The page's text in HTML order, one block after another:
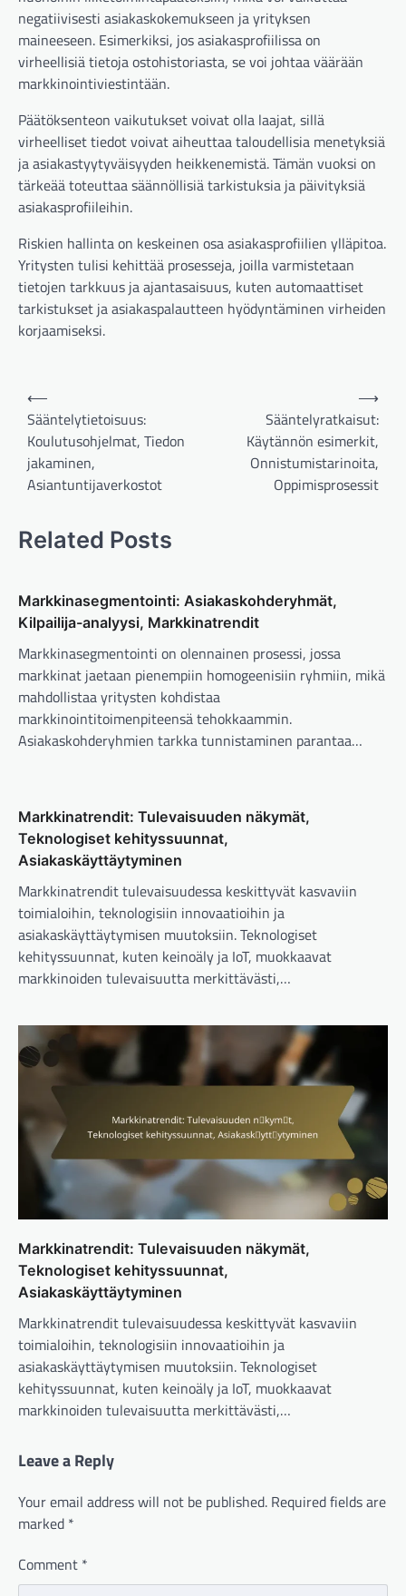
negatiivisesti asiakaskokemukseen ja yrityksen
maineeseen. Esimerkiksi, jos asiakasprofiilissa on
virheellisiä tietoja ostohistoriasta, se voi johtaa väärään
markkinointiviestintään.
Päätöksenteon vaikutukset voivat olla laajat, sillä
virheelliset tiedot voivat aiheuttaa taloudellisia menetyksiä
ja asiakastyytyväisyyden heikkenemistä. Tämän vuoksi on
tärkeää toteuttaa säännöllisiä tarkistuksia ja päivityksiä
asiakasprofiileihin.
Riskien hallinta on keskeinen osa asiakasprofiilien ylläpitoa.
Yritysten tulisi kehittää prosesseja, joilla varmistetaan
tietojen tarkkuus ja ajantasaisuus, kuten automaattiset
tarkistukset ja asiakaspalautteen hyödyntäminen virheiden
korjaamiseksi.
Post
navigation
⟵
Sääntelytietoisuus:
Koulutusohjelmat, Tiedon
jakaminen,
Asiantuntijaverkostot
Sääntelyratkaisut:
Käytännön esimerkit,
Onnistumistarinoita,
Oppimisprosessit
⟶
Related Posts
Markkinasegmentointi: Asiakaskohderyhmät,
Kilpailija-analyysi, Markkinatrendit
Markkinasegmentointi on olennainen prosessi, jossa
markkinat jaetaan pienempiin homogeenisiin ryhmiin, mikä
mahdollistaa yritysten kohdistaa
markkinointitoimenpiteensä tehokkaammin.
Asiakaskohderyhmien tarkka tunnistaminen parantaa…
Markkinatrendit: Tulevaisuuden näkymät,
Teknologiset kehityssuunnat,
Asiakaskäyttäytyminen
Markkinatrendit tulevaisuudessa keskittyvät kasvaviin
toimialoihin, teknologisiin innovaatioihin ja
asiakaskäyttäytymisen muutoksiin. Teknologiset
kehityssuunnat, kuten keinoäly ja IoT, muokkaavat
markkinoiden tulevaisuutta merkittävästi,…
Markkinatrendit: Tulevaisuuden näkymät,
Teknologiset kehityssuunnat,
Asiakaskäyttäytyminen
Markkinatrendit tulevaisuudessa keskittyvät kasvaviin
toimialoihin, teknologisiin innovaatioihin ja
asiakaskäyttäytymisen muutoksiin. Teknologiset
kehityssuunnat, kuten keinoäly ja IoT, muokkaavat
markkinoiden tulevaisuutta merkittävästi,…
Leave a Reply
Your email address will not be published. Required fields are
marked *
Comment *